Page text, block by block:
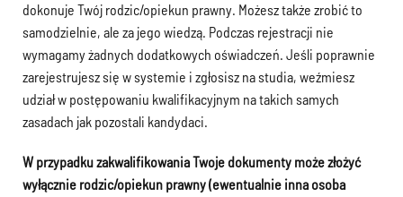
dokonuje Twój rodzic/opiekun prawny. Możesz także zrobić to
samodzielnie, ale za jego wiedzą. Podczas rejestracji nie
wymagamy żadnych dodatkowych oświadczeń. Jeśli poprawnie
zarejestrujesz się w systemie i zgłosisz na studia, weźmiesz
udział w postępowaniu kwalifikacyjnym na takich samych
zasadach jak pozostali kandydaci.
W przypadku zakwalifikowania Twoje dokumenty może złożyć
wyłącznie rodzic/opiekun prawny (ewentualnie inna osoba